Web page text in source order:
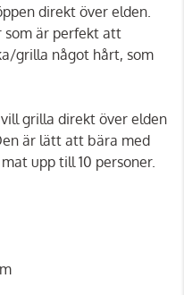
direkt över elden.
som är perfekt att
grilla något hårt, som
grilla direkt över elden
är lätt att bära med
upp till 10 personer.